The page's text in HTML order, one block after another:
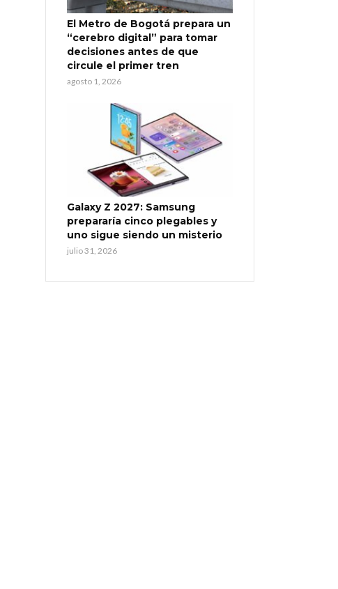
El Metro de Bogotá prepara un
“cerebro digital” para tomar
decisiones antes de que
circule el primer tren
agosto 1, 2026
Galaxy Z 2027: Samsung
prepararía cinco plegables y
uno sigue siendo un misterio
julio 31, 2026